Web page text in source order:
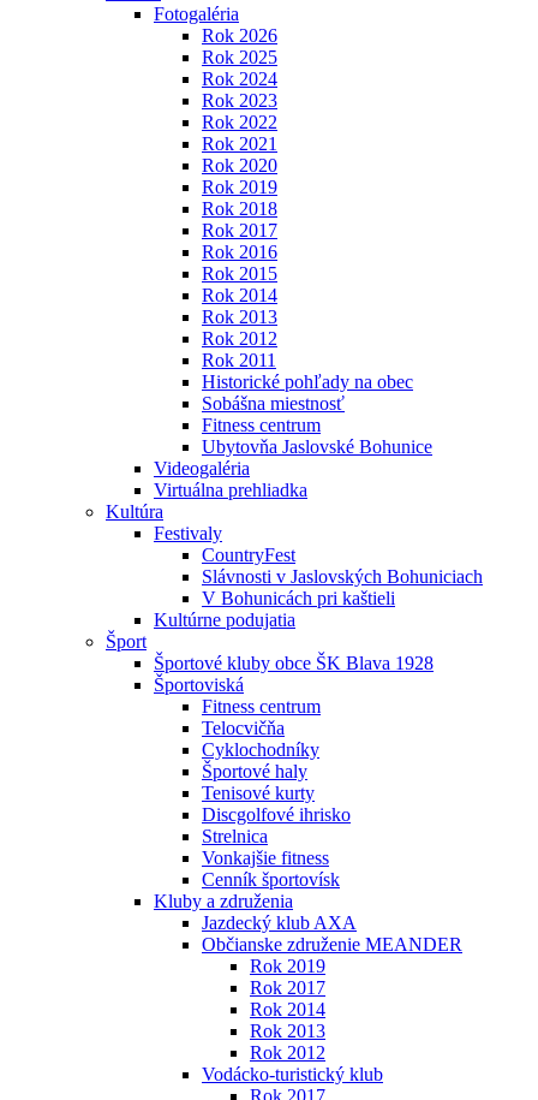
Fotogaléria
Rok 2026
Rok 2025
Rok 2024
Rok 2023
Rok 2022
Rok 2021
Rok 2020
Rok 2019
Rok 2018
Rok 2017
Rok 2016
Rok 2015
Rok 2014
Rok 2013
Rok 2012
Rok 2011
Historické pohľady na obec
Sobášna miestnosť
Fitness centrum
Ubytovňa Jaslovské Bohunice
Videogaléria
Virtuálna prehliadka
Kultúra
Festivaly
CountryFest
Slávnosti v Jaslovských Bohuniciach
V Bohunicách pri kaštieli
Kultúrne podujatia
Šport
Športové kluby obce ŠK Blava 1928
Športoviská
Fitness centrum
Telocvičňa
Cyklochodníky
Športové haly
Tenisové kurty
Discgolfové ihrisko
Strelnica
Vonkajšie fitness
Cenník športovísk
Kluby a združenia
Jazdecký klub AXA
Občianske združenie MEANDER
Rok 2019
Rok 2017
Rok 2014
Rok 2013
Rok 2012
Vodácko-turistický klub
Rok 2017